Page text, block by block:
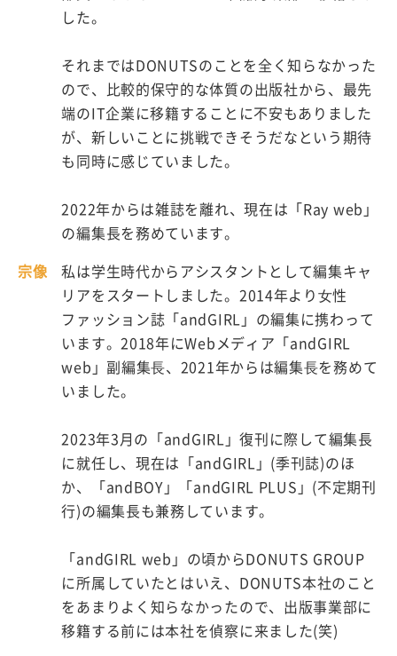
した。
それまではDONUTSのことを全く知らなかった
ので、比較的保守的な体質の出版社から、最先
端のIT企業に移籍することに不安もありました
が、新しいことに挑戦できそうだなという期待
も同時に感じていました。
2022年からは雑誌を離れ、現在は「Ray web」
の編集長を務めています。
宗像
私は学生時代からアシスタントとして編集キャ
リアをスタートしました。2014年より⼥性
ファッション誌「andGIRL」の編集に携わって
います。2018年にWebメディア「andGIRL
web」副編集⻑、2021年からは編集⻑を務めて
いました。
2023年3月の「andGIRL」復刊に際して編集長
に就任し、現在は「andGIRL」(季刊誌)のほ
か、「andBOY」「andGIRL PLUS」(不定期刊
行)の編集長も兼務しています。
「andGIRL web」の頃からDONUTS GROUP
に所属していたとはいえ、DONUTS本社のこと
をあまりよく知らなかったので、出版事業部に
移籍する前には本社を偵察に来ました(笑)